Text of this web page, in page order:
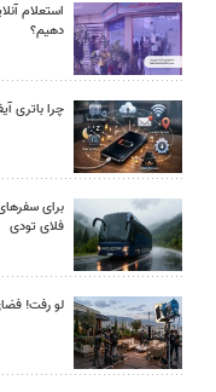
استعلام
دهیم؟
چرا باتری
برای
فلای تودی
لو رفت!